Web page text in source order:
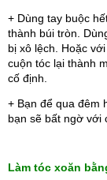
+ Dùng tay buộc
thành búi tròn.
bị xô lệch. Hoặc
cuộn tóc lại thành
cố định.
+ Bạn để qua đêm
bạn sẽ bất ngờ với
Làm tóc xoăn